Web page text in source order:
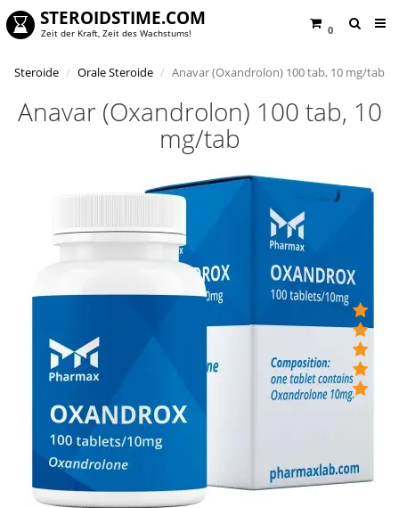
0
STEROIDSTIME.COM
Zeit der Kraft, Zeit des Wachstums!
Steroide Orale Steroide Anavar (Oxandrolon) 100 tab, 10 mg/tab
Anavar (Oxandrolon) 100 tab, 10
mg/tab